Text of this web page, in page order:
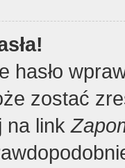
hasło
zostać
na link